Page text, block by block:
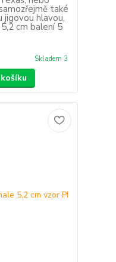
také
jigovou hlavou,
cm balení 5
Skladem 3